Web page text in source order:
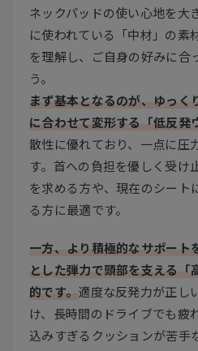
ネックパッドの使い心地を大
に使われている「中材」の素
を理解し、ご自身の好みに合
う。
まず基本となるのが、ゆっく
に合わせて変形する「低反発
散性に優れており、一点に圧
す。首への負担を優しく受け
を求める方や、現在のシート
る方に最適です。
一方、より積極的なサポート
とした弾力で頭部を支える「
的です。 適度な反発力が正し
け、長時間のドライブでも疲
込みすぎるクッションが苦手